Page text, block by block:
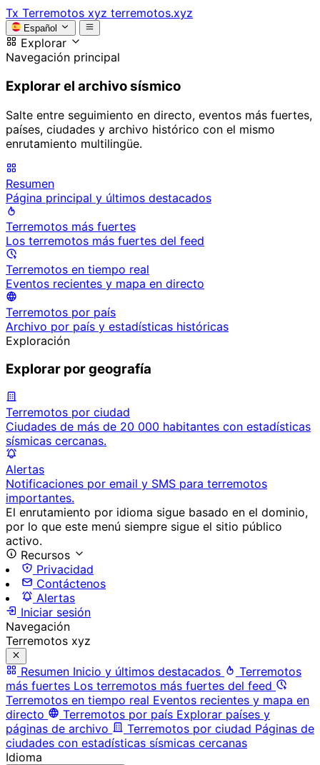
Tx Terremotos xyz terremotos.xyz
Español
Explorar
Navegación principal
Explorar el archivo sísmico
Salte entre seguimiento en directo, eventos más fuertes,
países, ciudades y archivo histórico con el mismo
enrutamiento multilingüe.
Resumen
Página principal y últimos destacados
Terremotos más fuertes
Los terremotos más fuertes del feed
Terremotos en tiempo real
Eventos recientes y mapa en directo
Terremotos por país
Archivo por país y estadísticas históricas
Exploración
Explorar por geografía
Terremotos por ciudad
Ciudades de más de 20 000 habitantes con estadísticas
sísmicas cercanas.
Alertas
Notificaciones por email y SMS para terremotos
importantes.
El enrutamiento por idioma sigue basado en el dominio,
por lo que este menú siempre sigue el sitio público
activo.
Recursos
Privacidad
Contáctenos
Alertas
Iniciar sesión
Navegación
Terremotos xyz
Resumen Inicio y últimos destacados
Terremotos
más fuertes Los terremotos más fuertes del feed
Terremotos en tiempo real Eventos recientes y mapa en
directo
Terremotos por país Explorar países y
páginas de archivo
Terremotos por ciudad Páginas de
ciudades con estadísticas sísmicas cercanas
Idioma